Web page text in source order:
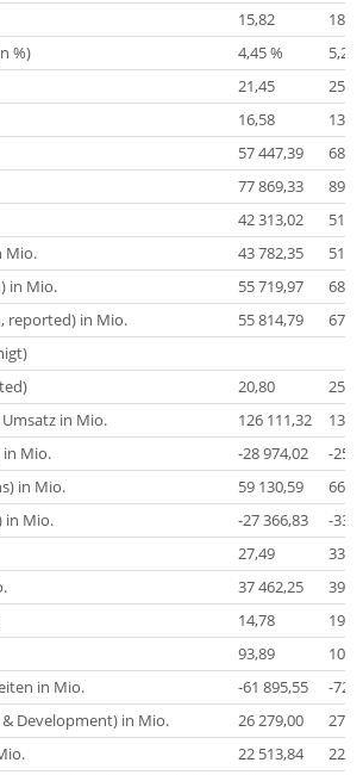
15,82
%)
4,45 %
5,25
21,45
16,58
57 447,39
68
77 869,33
89
42 313,02
51
Mio.
43 782,35
51
in Mio.
55 719,97
68
reported) in Mio.
55 814,79
67
20,80
in Mio.
126 111,32
138
in Mio.
-28 974,02
-25
in Mio.
59 130,59
66
in Mio.
-27 366,83
-33
27,49
37 462,25
39
14,78
93,89
in Mio.
-61 895,55
-72
& Development) in Mio.
26 279,00
27
22 513,84
22